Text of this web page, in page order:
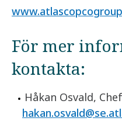
För mer
kontakta:
Håkan Osvald,